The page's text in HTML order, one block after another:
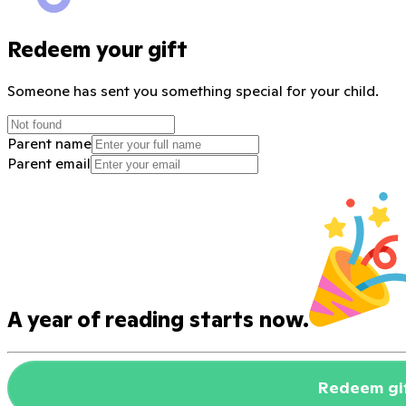
Redeem your gift
Someone has sent you something special for your child.
Parent name
Parent email
A year of reading starts now.
Redeem